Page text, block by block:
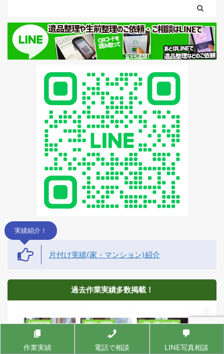
実績紹介！
片付け実績(家・マンション)紹介
過去作業実績多数掲載！
作業実績 電話で相談 LINE写真相談